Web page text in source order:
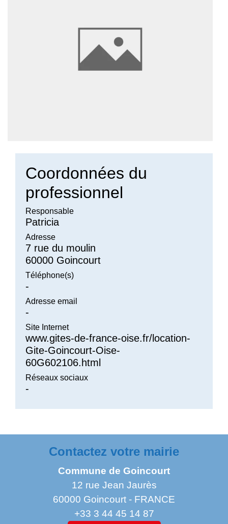
Coordonnées du
professionnel
Responsable
Patricia
Adresse
7 rue du moulin
60000 Goincourt
Téléphone(s)
-
Adresse email
-
Site Internet
www.gites-de-france-oise.fr/location-
Gite-Goincourt-Oise-
60G602106.html
Réseaux sociaux
-
Contactez votre mairie
Commune de Goincourt
12 rue Jean Jaurès
60000 Goincourt - FRANCE
+33 3 44 45 14 87